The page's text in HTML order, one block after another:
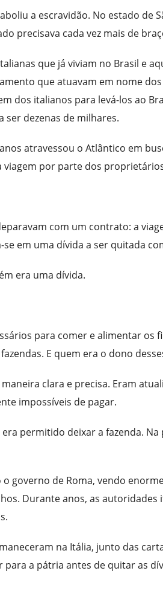
a escravidão. No estado de
precisava cada vez mais de
que já viviam no Brasil e
que atuavam em nome dos
dos italianos para levá-los ao
ser dezenas de milhares.
atravessou o Atlântico em
por parte dos
com um contrato: a
em uma dívida a ser quitada
era uma dívida.
para comer e alimentar os
E quem era o dono
clara e precisa. Eram
impossíveis de pagar.
permitido deixar a fazenda.
governo de Roma, vendo
Durante anos, as autoridades
na Itália, junto das
a pátria antes de quitar as